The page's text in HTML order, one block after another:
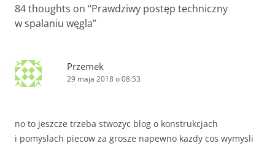
84 thoughts on “Prawdziwy postęp techniczny
w spalaniu węgla”
Przemek
29 maja 2018 o 08:53
no to jeszcze trzeba stwozyc blog o konstrukcjach
i pomyslach piecow za grosze napewno kazdy cos wymysli